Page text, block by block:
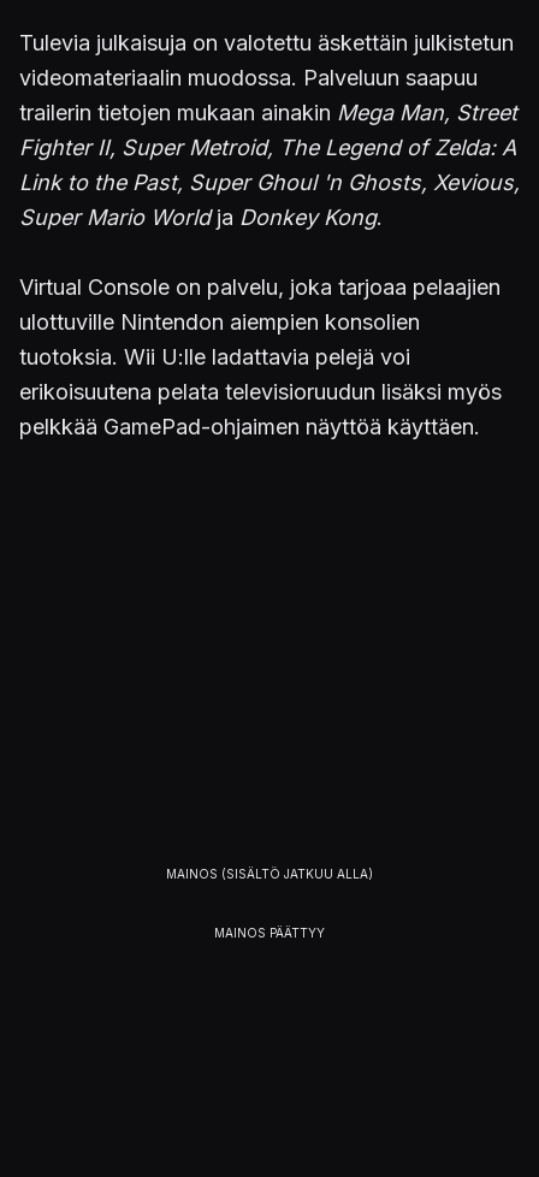
Tulevia julkaisuja on valotettu äskettäin julkistetun
videomateriaalin muodossa. Palveluun saapuu
trailerin tietojen mukaan ainakin Mega Man, Street
Fighter II, Super Metroid, The Legend of Zelda: A
Link to the Past, Super Ghoul 'n Ghosts, Xevious,
Super Mario Worldja Donkey Kong.
Virtual Console on palvelu, joka tarjoaa pelaajien
ulottuville Nintendon aiempien konsolien
tuotoksia. Wii U:lle ladattavia pelejä voi
erikoisuutena pelata televisioruudun lisäksi myös
pelkkää GamePad-ohjaimen näyttöä käyttäen.